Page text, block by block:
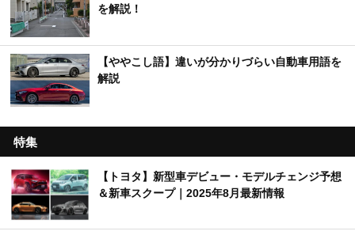
を解説！
【ややこし語】違いが分かりづらい自動車用語を
解説
特集
【トヨタ】新型車デビュー・モデルチェンジ予想
＆新車スクープ｜2025年8月最新情報